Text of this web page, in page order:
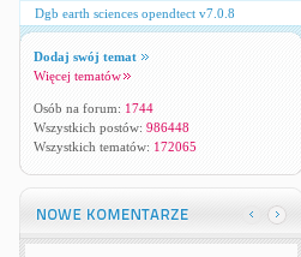
Dgb earth sciences opendtect v7.0.8
Dodaj swój temat
Więcej tematów
Osób na forum: 1744
Wszystkich postów: 986448
Wszystkich tematów: 172065